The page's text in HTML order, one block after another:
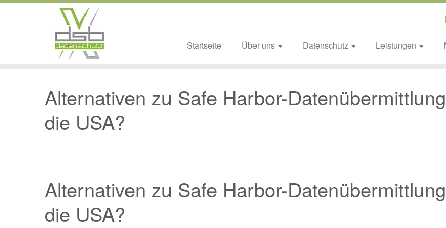
Startseite Über uns Datenschutz Leistungen
Alternativen zu Safe Harbor-
die USA?
Alternativen zu Safe Harbor-
die USA?